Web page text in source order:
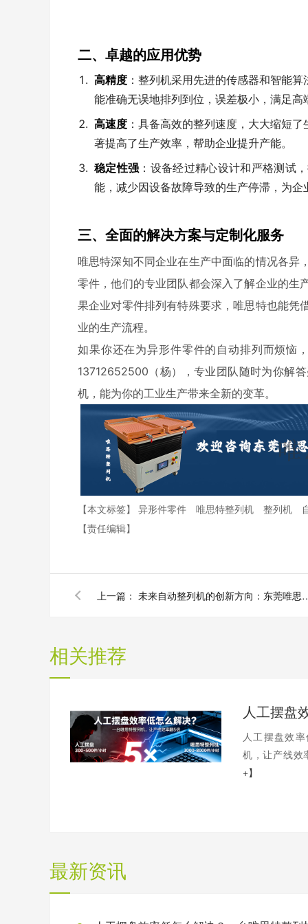
二、卓越的应用优势
高精度 ：整列机采用先进的传感器和智能
能准确无误地排列到位，误差极小，满足
高速度 ：具备高效的整列速度，大大缩短
著提高了生产效率，帮助企业提升产能。
稳定性强 ：设备经过精心设计和严格测试
能，减少因设备故障导致的生产停滞，为企
三、全面的解决方案与定制化服务
唯思特深知不同企业在生产中面临的情况各异
零件，他们的专业团队都会深入了解企业的生
果企业对零件排列有特殊要求，唯思特也能凭
业的生产流程。
如果你还在为异形件零件的自动排列而烦恼
13712652500（杨），专业团队随时为你解
机，能为你的工业生产带来全新的变革。
【本文标签】 异形件零件 唯思特整列机 整列机
【责任编辑】
上一篇： 未来自动整列机的创新
相关推荐
人工摆盘效
机，让产线
+】
最新资讯